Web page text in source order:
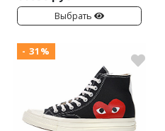
Выбрать
- 31%